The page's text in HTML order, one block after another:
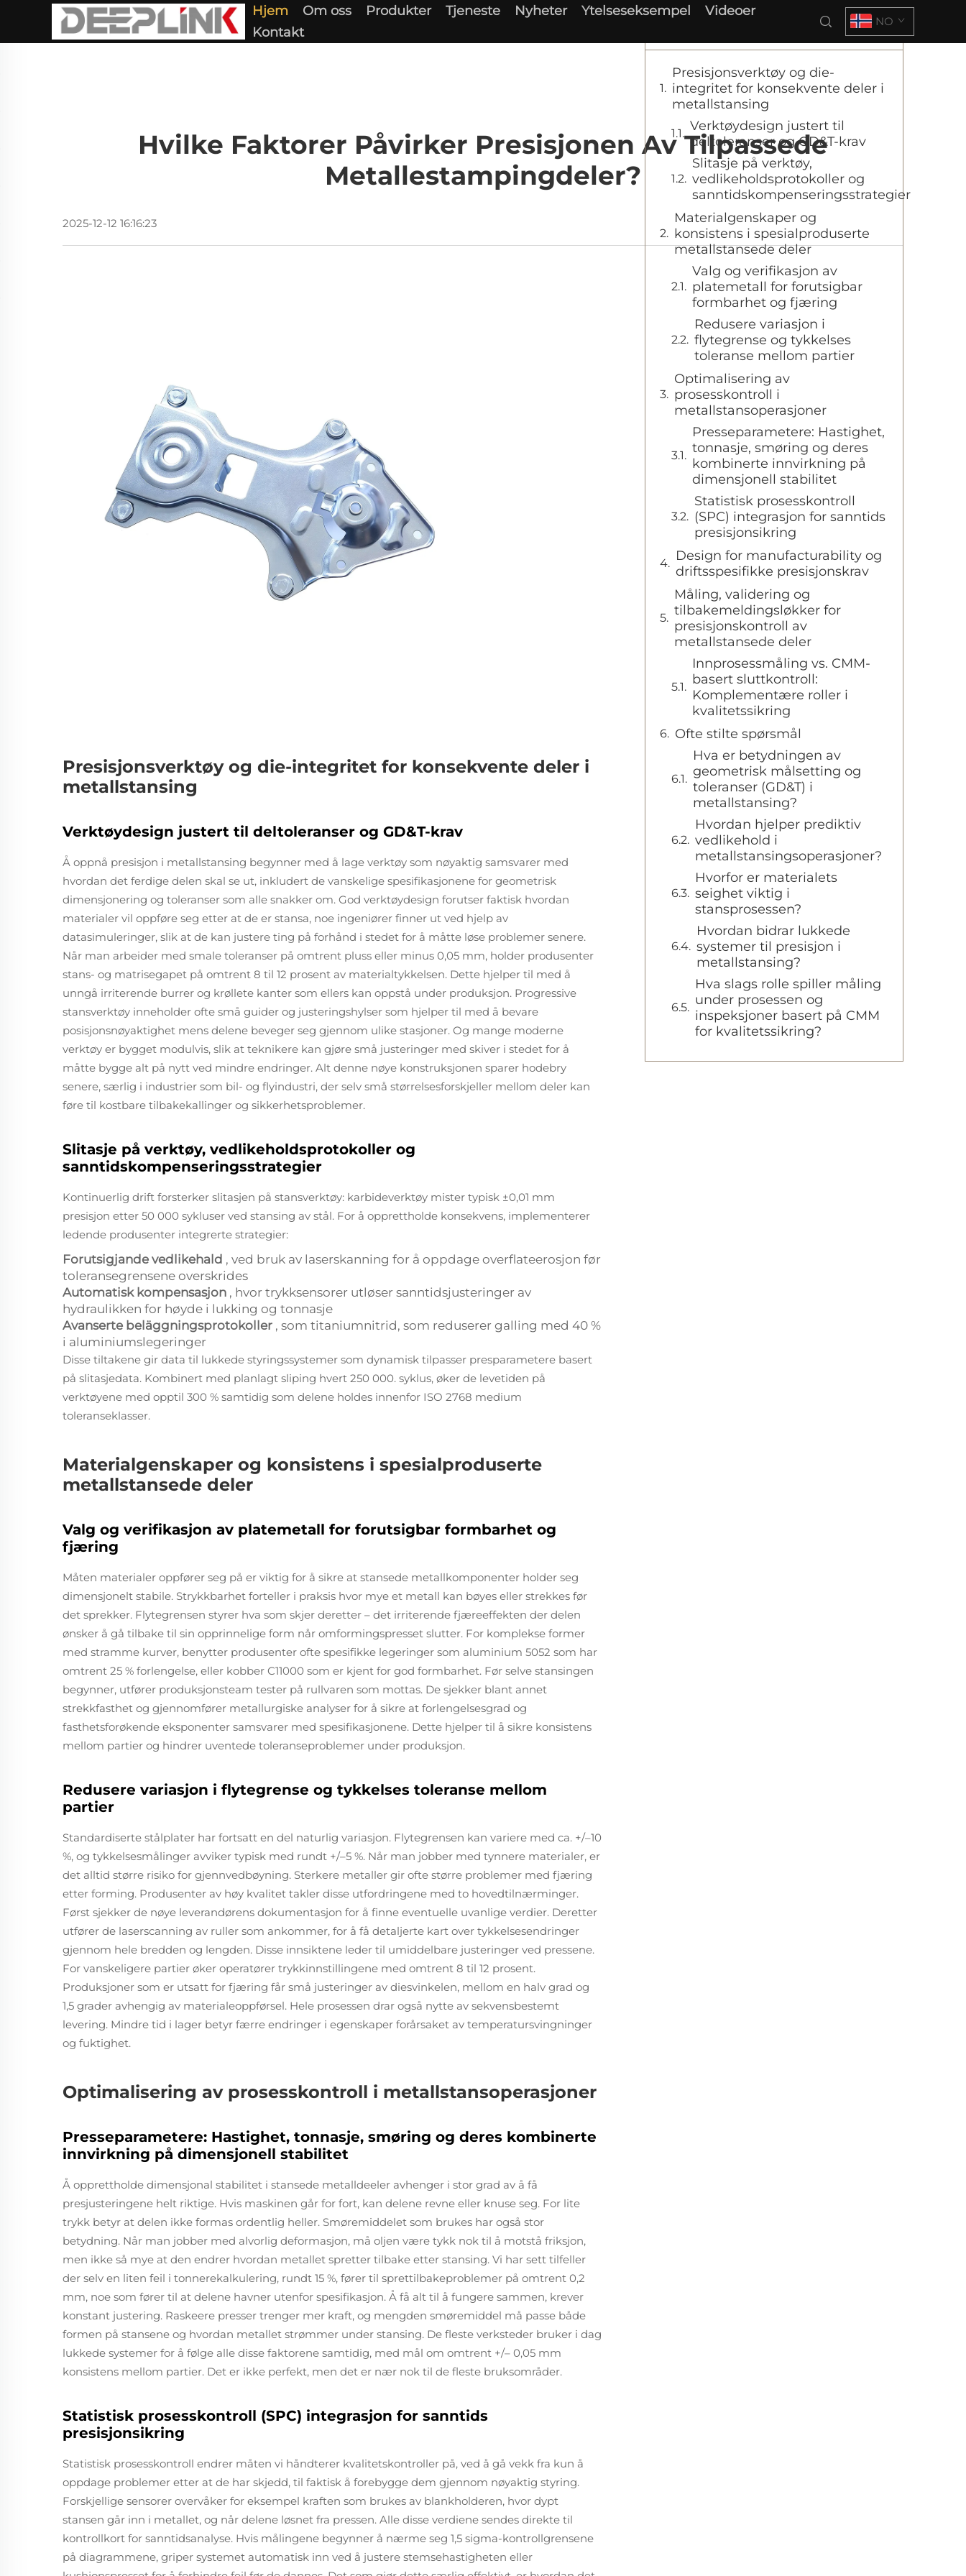
Hjem Om oss Produkter Tjeneste Nyheter Ytelseseksempel
Videoer
Kontakt
NO
Hvilke Faktorer Påvirker Presisjonen Av Tilpassede
Metallestampingdeler?
2025-12-12 16:16:23
Presisjonsverktøy og die-integritet for konsekvente deler i
metallstansing
Verktøydesign justert til deltoleranser og GD&T-krav
Å oppnå presisjon i metallstansing begynner med å lage verktøy som nøyaktig samsvarer med
hvordan det ferdige delen skal se ut, inkludert de vanskelige spesifikasjonene for geometrisk
dimensjonering og toleranser som alle snakker om. God verktøydesign forutser faktisk hvordan
materialer vil oppføre seg etter at de er stansa, noe ingeniører finner ut ved hjelp av
datasimuleringer, slik at de kan justere ting på forhånd i stedet for å måtte løse problemer senere.
Når man arbeider med smale toleranser på omtrent pluss eller minus 0,05 mm, holder produsenter
stans- og matrisegapet på omtrent 8 til 12 prosent av materialtykkelsen. Dette hjelper til med å
unngå irriterende burrer og krøllete kanter som ellers kan oppstå under produksjon. Progressive
stansverktøy inneholder ofte små guider og justeringshylser som hjelper til med å bevare
posisjonsnøyaktighet mens delene beveger seg gjennom ulike stasjoner. Og mange moderne
verktøy er bygget modulvis, slik at teknikere kan gjøre små justeringer med skiver i stedet for å
måtte bygge alt på nytt ved mindre endringer. Alt denne nøye konstruksjonen sparer hodebry
senere, særlig i industrier som bil- og flyindustri, der selv små størrelsesforskjeller mellom deler kan
føre til kostbare tilbakekallinger og sikkerhetsproblemer.
Slitasje på verktøy, vedlikeholdsprotokoller og
sanntidskompenseringsstrategier
Kontinuerlig drift forsterker slitasjen på stansverktøy: karbideverktøy mister typisk ±0,01 mm
presisjon etter 50 000 sykluser ved stansing av stål. For å opprettholde konsekvens, implementerer
ledende produsenter integrerte strategier:
Forutsigjande vedlikehald , ved bruk av laserskanning for å oppdage overflateerosjon før
toleransegrensene overskrides
Automatisk kompensasjon , hvor trykksensorer utløser sanntidsjusteringer av
hydraulikken for høyde i lukking og tonnasje
Avanserte beläggningsprotokoller , som titaniumnitrid, som reduserer galling med 40 %
i aluminiumslegeringer
Disse tiltakene gir data til lukkede styringssystemer som dynamisk tilpasser presparametere basert
på slitasjedata. Kombinert med planlagt sliping hvert 250 000. syklus, øker de levetiden på
verktøyene med opptil 300 % samtidig som delene holdes innenfor ISO 2768 medium
toleranseklasser.
Materialgenskaper og konsistens i spesialproduserte
metallstansede deler
Valg og verifikasjon av platemetall for forutsigbar formbarhet og
fjæring
Måten materialer oppfører seg på er viktig for å sikre at stansede metallkomponenter holder seg
dimensjonelt stabile. Strykkbarhet forteller i praksis hvor mye et metall kan bøyes eller strekkes før
det sprekker. Flytegrensen styrer hva som skjer deretter – det irriterende fjæreeffekten der delen
ønsker å gå tilbake til sin opprinnelige form når omformingspresset slutter. For komplekse former
med stramme kurver, benytter produsenter ofte spesifikke legeringer som aluminium 5052 som har
omtrent 25 % forlengelse, eller kobber C11000 som er kjent for god formbarhet. Før selve stansingen
begynner, utfører produksjonsteam tester på rullvaren som mottas. De sjekker blant annet
strekkfasthet og gjennomfører metallurgiske analyser for å sikre at forlengelsesgrad og
fasthetsforøkende eksponenter samsvarer med spesifikasjonene. Dette hjelper til å sikre konsistens
mellom partier og hindrer uventede toleranseproblemer under produksjon.
Redusere variasjon i flytegrense og tykkelses toleranse mellom
partier
Standardiserte stålplater har fortsatt en del naturlig variasjon. Flytegrensen kan variere med ca. +/–10
%, og tykkelsesmålinger avviker typisk med rundt +/–5 %. Når man jobber med tynnere materialer, er
det alltid større risiko for gjennvedbøyning. Sterkere metaller gir ofte større problemer med fjæring
etter forming. Produsenter av høy kvalitet takler disse utfordringene med to hovedtilnærminger.
Først sjekker de nøye leverandørens dokumentasjon for å finne eventuelle uvanlige verdier. Deretter
utfører de laserscanning av ruller som ankommer, for å få detaljerte kart over tykkelsesendringer
gjennom hele bredden og lengden. Disse innsiktene leder til umiddelbare justeringer ved pressene.
For vanskeligere partier øker operatører trykkinnstillingene med omtrent 8 til 12 prosent.
Produksjoner som er utsatt for fjæring får små justeringer av diesvinkelen, mellom en halv grad og
1,5 grader avhengig av materialeoppførsel. Hele prosessen drar også nytte av sekvensbestemt
levering. Mindre tid i lager betyr færre endringer i egenskaper forårsaket av temperatursvingninger
og fuktighet.
Optimalisering av prosesskontroll i metallstansoperasjoner
Presseparametere: Hastighet, tonnasje, smøring og deres kombinerte
innvirkning på dimensjonell stabilitet
Å opprettholde dimensjonal stabilitet i stansede metalldeeler avhenger i stor grad av å få
presjusteringene helt riktige. Hvis maskinen går for fort, kan delene revne eller knuse seg. For lite
trykk betyr at delen ikke formas ordentlig heller. Smøremiddelet som brukes har også stor
betydning. Når man jobber med alvorlig deformasjon, må oljen være tykk nok til å motstå friksjon,
men ikke så mye at den endrer hvordan metallet spretter tilbake etter stansing. Vi har sett tilfeller
der selv en liten feil i tonnerekalkulering, rundt 15 %, fører til sprettilbakeproblemer på omtrent 0,2
mm, noe som fører til at delene havner utenfor spesifikasjon. Å få alt til å fungere sammen, krever
konstant justering. Raskeere presser trenger mer kraft, og mengden smøremiddel må passe både
formen på stansene og hvordan metallet strømmer under stansing. De fleste verksteder bruker i dag
lukkede systemer for å følge alle disse faktorene samtidig, med mål om omtrent +/– 0,05 mm
konsistens mellom partier. Det er ikke perfekt, men det er nær nok til de fleste bruksområder.
Statistisk prosesskontroll (SPC) integrasjon for sanntids
presisjonsikring
Statistisk prosesskontroll endrer måten vi håndterer kvalitetskontroller på, ved å gå vekk fra kun å
oppdage problemer etter at de har skjedd, til faktisk å forebygge dem gjennom nøyaktig styring.
Forskjellige sensorer overvåker for eksempel kraften som brukes av blankholderen, hvor dypt
stansen går inn i metallet, og når delene løsnet fra pressen. Alle disse verdiene sendes direkte til
kontrollkort for sanntidsanalyse. Hvis målingene begynner å nærme seg 1,5 sigma-kontrollgrensene
på diagrammene, griper systemet automatisk inn ved å justere stemsehastigheten eller
Presisjonsverktøy og die-
integritet for konsekvente deler i
metallstansing
Verktøydesign justert til
deltoleranser og GD&T-krav
Slitasje på verktøy,
vedlikeholdsprotokoller og
sanntidskompenseringsstrategier
Materialgenskaper og
konsistens i spesialproduserte
metallstansede deler
Valg og verifikasjon av
platemetall for forutsigbar
formbarhet og fjæring
Redusere variasjon i
flytegrense og tykkelses
toleranse mellom partier
Optimalisering av
prosesskontroll i
metallstansoperasjoner
Presseparametere: Hastighet,
tonnasje, smøring og deres
kombinerte innvirkning på
dimensjonell stabilitet
Statistisk prosesskontroll
(SPC) integrasjon for sanntids
presisjonsikring
Design for manufacturability og
driftsspesifikke presisjonskrav
Måling, validering og
tilbakemeldingsløkker for
presisjonskontroll av
metallstansede deler
Innprosessmåling vs. CMM-
basert sluttkontroll:
Komplementære roller i
kvalitetssikring
Ofte stilte spørsmål
Hva er betydningen av
geometrisk målsetting og
toleranser (GD&T) i
metallstansing?
Hvordan hjelper prediktiv
vedlikehold i
metallstansingsoperasjoner?
Hvorfor er materialets
seighet viktig i
stansprosessen?
Hvordan bidrar lukkede
systemer til presisjon i
metallstansing?
Hva slags rolle spiller måling
under prosessen og
inspeksjoner basert på CMM
for kvalitetssikring?